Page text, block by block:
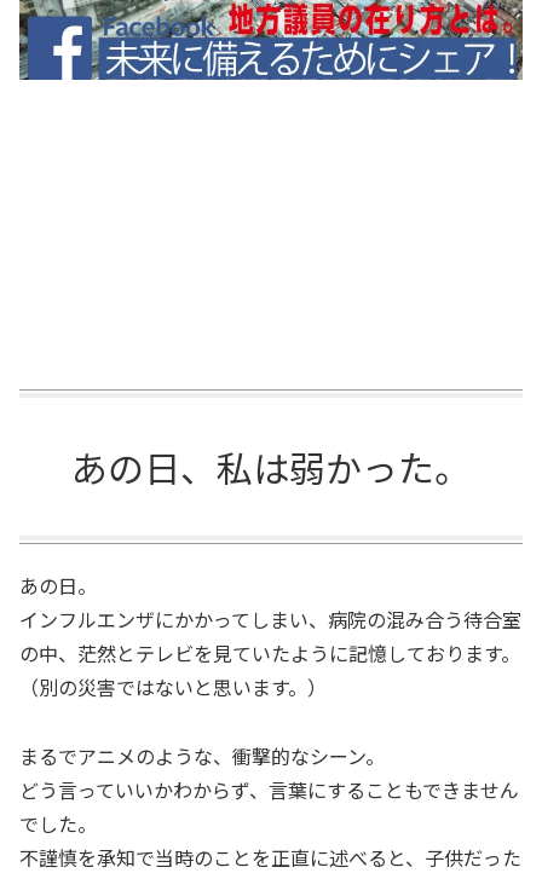
あの日、私は弱かった。
あの日。
インフルエンザにかかってしまい、病院の混み合う待合室
の中、茫然とテレビを見ていたように記憶しております。
（別の災害ではないと思います。）
まるでアニメのような、衝撃的なシーン。
どう言っていいかわからず、言葉にすることもできません
でした。
不謹慎を承知で当時のことを正直に述べると、子供だった